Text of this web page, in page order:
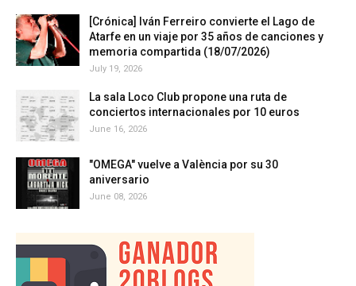
[Crónica] Iván Ferreiro convierte el Lago de
Atarfe en un viaje por 35 años de canciones y
memoria compartida (18/07/2026)
July 19, 2026
La sala Loco Club propone una ruta de
conciertos internacionales por 10 euros
June 16, 2026
"OMEGA" vuelve a València por su 30
aniversario
June 08, 2026